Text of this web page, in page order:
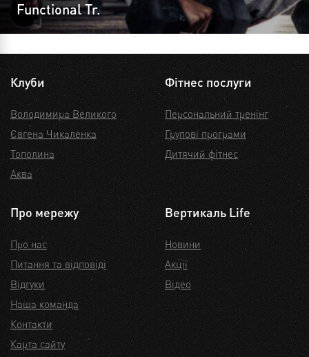
Functional Tr.
Клуби
Володимира Великого
Євгена Чикаленка
Тополина
Аква
Фітнес послуги
Персональний тренінг
Групові програми
Дитячий фітнес
Про мережу
Про нас
Питання та відповіді
Відгуки
Наша команда
Контакти
Карта сайту
Вертикаль Life
Новини
Акції
Відео